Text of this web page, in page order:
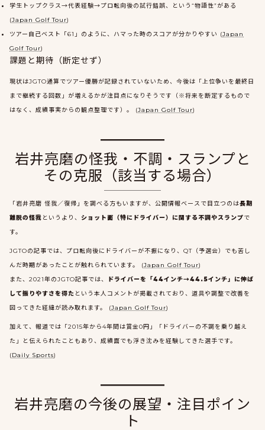
学生トップクラス→代表経験→プロ転向後の試行錯誤、という“物語性”がある
(Japan Golf Tour)
ツアー自己ベスト「61」のように、ハマった時のスコアが分かりやすい (Japan
Golf Tour)
課題と期待（断定せず）
現状はJGTO通算でツアー優勝が記録されていないため、今後は「上位争いを最終日
まで継続する回数」が増えるかが注目点になりそうです（※将来を断定するもので
はなく、成績事実からの観点整理です）。 (Japan Golf Tour)
岩井亮磨の怪我・不調・スランプと
その克服（該当する場合）
「岩井亮磨 怪我／復帰」を調べる方もいますが、公開情報ベースで目立つのは長期
離脱の怪我 というより、 ショット面（特にドライバー）に関する不調やスランプで
す。
JGTOの記事では、プロ転向後にドライバーが不振になり、QT（予選会）でも苦し
んだ時期があったことが触れられています。 (Japan Golf Tour)
また、2021年のJGTO記事では、
ドライバーを「44インチ→44.5インチ」に伸ば
して振りやすさを得た という本人コメントが掲載されており、道具や調整で改善を
図ってきた経緯が読み取れます。 (Japan Golf Tour)
加えて、報道では「2015年から4年間は賞金0円」「ドライバーの不調を乗り越え
た」と伝えられたこともあり、成績面でも浮き沈みを経験してきた選手です。
(Daily Sports)
岩井亮磨の今後の展望・注目ポイン
ト